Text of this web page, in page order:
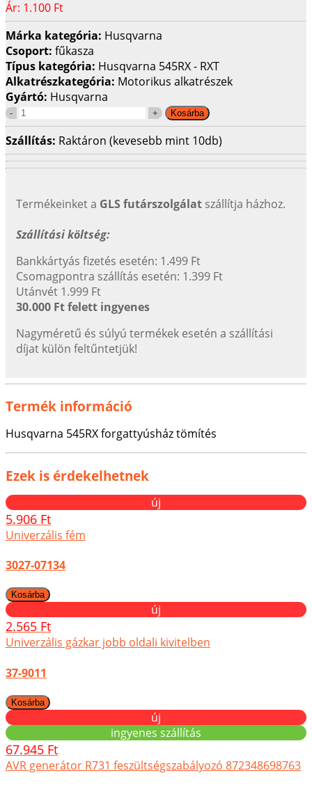
Ár: 1.100 Ft
Márka kategória: Husqvarna
Csoport: fűkasza
Típus kategória: Husqvarna 545RX - RXT
Alkatrészkategória: Motorikus alkatrészek
Gyártó: Husqvarna
Szállítás: Raktáron (kevesebb mint 10db)
Termékeinket a GLS futárszolgálat szállítja házhoz.
Szállítási költség:
Bankkártyás fizetés esetén: 1.499 Ft
Csomagpontra szállítás esetén: 1.399 Ft
Utánvét 1.999 Ft
30.000 Ft felett ingyenes
Nagyméretű és súlyú termékek esetén a szállítási
díjat külön feltűntetjük!
Termék információ
Husqvarna 545RX forgattyúsház tömítés
Ezek is érdekelhetnek
új
5.906 Ft
Univerzális fém
3027-07134
új
2.565 Ft
Univerzális gázkar jobb oldali kivitelben
37-9011
új
ingyenes szállítás
67.945 Ft
AVR generátor R731 feszültségszabályozó 872348698763